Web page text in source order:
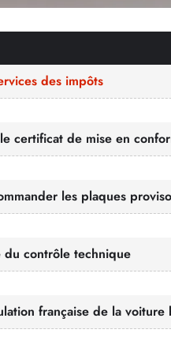
des impôts
certificat de mise en
les plaques
du contrôle technique
française de la voiture